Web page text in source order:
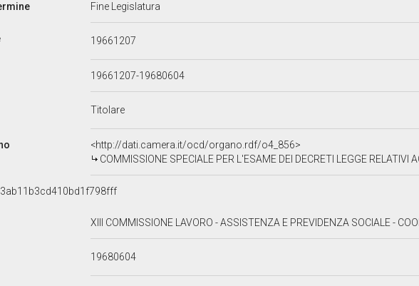
Fine Legislatura
19661207
19661207-19680604
Titolare
<http://dati.camera.it/ocd/organo.rdf/o4_856>
COMMISSIONE SPECIALE PER L'ESAME DEI DECRETI LEGGE RELATIVI AGLI INTERVENTI ED ALLE PROVVIDENZE PER
XIII COMMISSIONE LAVORO - ASSISTENZA E PREVIDENZA SOCIALE -
19680604